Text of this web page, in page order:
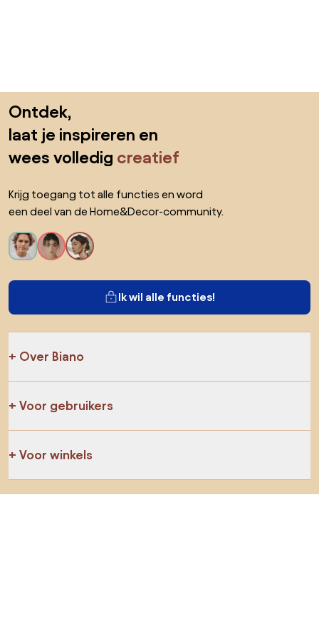
Ontdek,
laat je inspireren en
wees volledig creatief
Krijg toegang tot alle functies en word
een deel van de Home&Decor-community.
Ik wil alle functies!
Over Biano
Voor gebruikers
Voor winkels